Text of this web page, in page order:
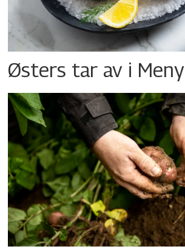
Østers tar av i Meny